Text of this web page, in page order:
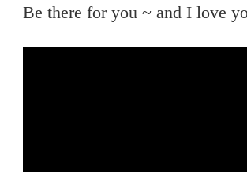
Be there for you ~ and I love